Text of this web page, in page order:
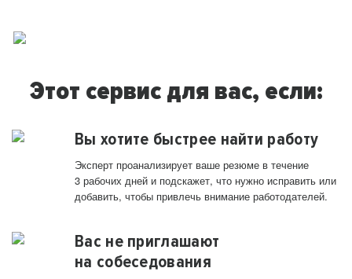
Этот сервис для вас, если:
Вы хотите быстрее найти работу
Эксперт проанализирует ваше резюме в течение
3 рабочих дней и подскажет, что нужно исправить или
добавить, чтобы привлечь внимание работодателей.
Вас не приглашают
на собеседования